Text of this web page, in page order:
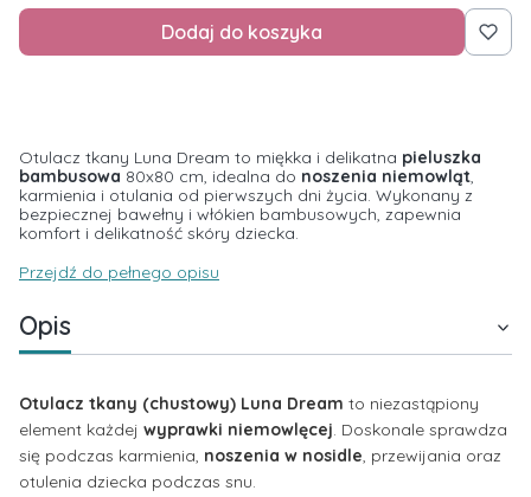
Dodaj do koszyka
Otulacz tkany Luna Dream to miękka i delikatna pieluszka
bambusowa 80x80 cm, idealna do noszenia niemowląt,
karmienia i otulania od pierwszych dni życia. Wykonany z
bezpiecznej bawełny i włókien bambusowych, zapewnia
komfort i delikatność skóry dziecka.
Przejdź do pełnego opisu
Opis
Otulacz tkany (chustowy) Luna Dream to niezastąpiony
element każdej wyprawki niemowlęcej. Doskonale sprawdza
się podczas karmienia, noszenia w nosidle, przewijania oraz
otulenia dziecka podczas snu.